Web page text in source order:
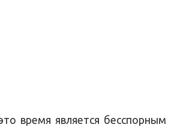
время является бесспорным